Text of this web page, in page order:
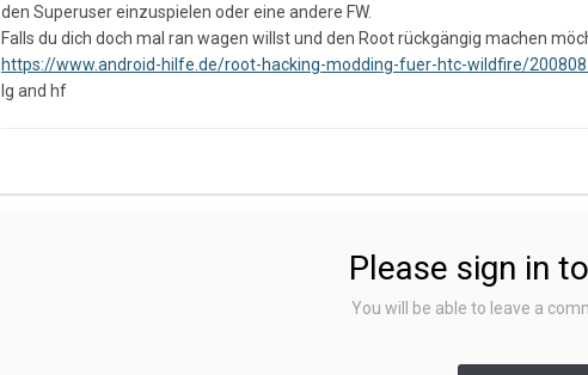
den Superuser einzuspielen oder eine andere FW.
Falls du dich doch mal ran wagen willst und den Root rückgängig machen
https://www.android-hilfe.de/root-hacking-modding-fuer-htc-wildfire/
lg and hf
Please sign in
You will be able to leave a